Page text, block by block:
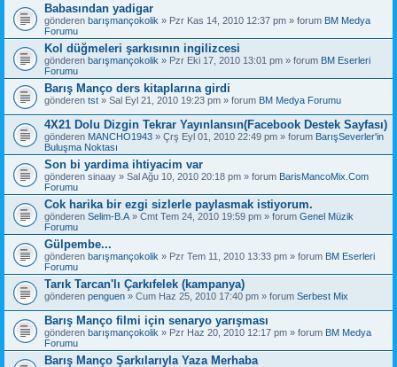
Babasından yadigar
gönderen barışmançokolik » Pzr Kas 14, 2010 12:37 pm » forum BM Medya
Forumu
Kol düğmeleri şarkısının ingilizcesi
gönderen barışmançokolik » Pzr Eki 17, 2010 13:01 pm » forum BM Eserleri
Forumu
Barış Manço ders kitaplarına girdi
gönderen tst » Sal Eyl 21, 2010 19:23 pm » forum BM Medya Forumu
4X21 Dolu Dizgin Tekrar Yayınlansın(Facebook Destek Sayfası)
gönderen MANCHO1943 » Çrş Eyl 01, 2010 22:49 pm » forum BarışSeverler'in
Buluşma Noktası
Son bi yardima ihtiyacim var
gönderen sinaay » Sal Ağu 10, 2010 20:18 pm » forum BarisMancoMix.Com
Forumu
Cok harika bir ezgi sizlerle paylasmak istiyorum.
gönderen Selim-B.A » Cmt Tem 24, 2010 19:59 pm » forum Genel Müzik
Forumu
Gülpembe...
gönderen barışmançokolik » Pzr Tem 11, 2010 13:33 pm » forum BM Eserleri
Forumu
Tarık Tarcan'lı Çarkıfelek (kampanya)
gönderen penguen » Cum Haz 25, 2010 17:40 pm » forum Serbest Mix
Barış Manço filmi için senaryo yarışması
gönderen barışmançokolik » Pzr Haz 20, 2010 12:17 pm » forum BM Medya
Forumu
Barış Manço Şarkılarıyla Yaza Merhaba